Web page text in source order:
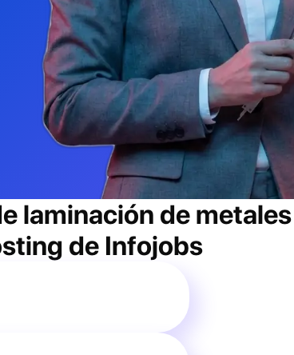
laminación de metales
de Infojobs